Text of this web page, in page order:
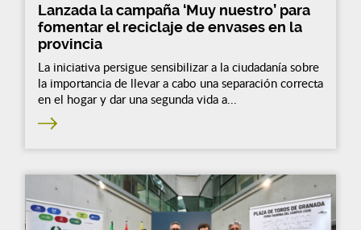
Lanzada la campaña ‘Muy nuestro’ para
fomentar el reciclaje de envases en la
provincia
La iniciativa persigue sensibilizar a la ciudadanía sobre
la importancia de llevar a cabo una separación correcta
en el hogar y dar una segunda vida a...